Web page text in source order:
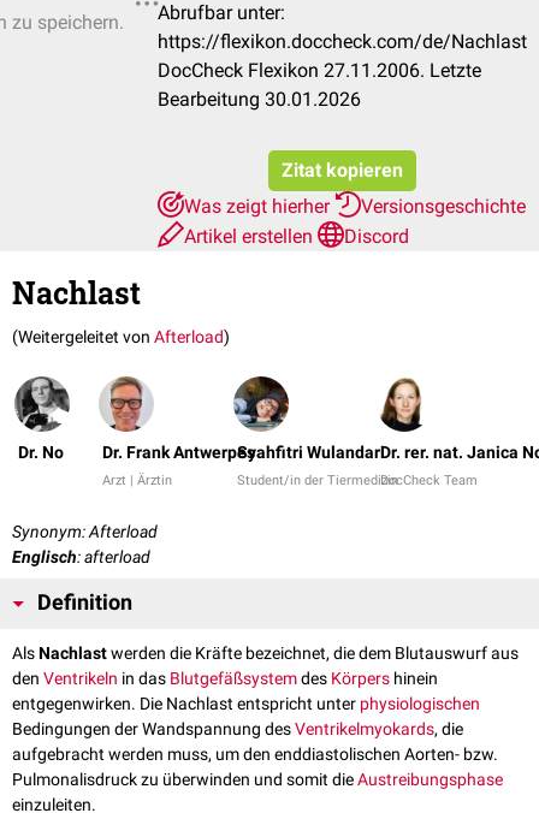
zu speichern.
Abrufbar unter:
https://flexikon.doccheck.com/de/Nachlast
DocCheck Flexikon 27.11.2006. Letzte
Bearbeitung 30.01.2026
Zitat kopieren
Was zeigt hierher
Versionsgeschichte
Artikel erstellen
Discord
Nachlast
(Weitergeleitet von Afterload)
Dr. No Dr. Frank Antwerpes
Arzt | Ärztin
Syahfitri Wulandari
Student/in der Tiermedizin
Dr. rer. nat. Janica
DocCheck Team
Synonym: Afterload
Englisch: afterload
Definition
AlsNachlastwerden die Kräfte bezeichnet, die dem Blutauswurf aus
den Ventrikeln in das Blutgefäßsystemdes Körpers hinein
entgegenwirken. Die Nachlast entspricht unter physiologischen
Bedingungen der Wandspannung desVentrikelmyokards, die
aufgebracht werden muss, um den enddiastolischen Aorten- bzw.
Pulmonalisdruck zu überwinden und somit dieAustreibungsphase
einzuleiten.